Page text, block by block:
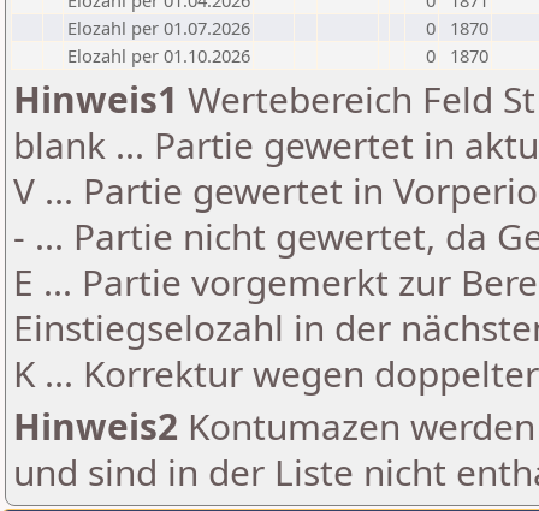
Elozahl per 01.07.2026
0
1870
Elozahl per 01.10.2026
0 1870
Hinweis1 Wertebereich Feld
blank ... Partie gewertet in
V ... Partie gewertet in
- ... Partie nicht gewertet, da
E ... Partie vorgemerkt zur
Einstiegselozahl in der
K ... Korrektur wegen
Hinweis2 Kontumazen
und sind in der Liste nicht